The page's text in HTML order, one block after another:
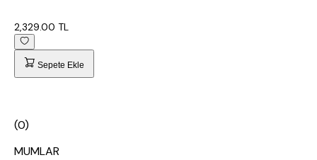
2,329.00 TL
Sepete Ekle
(0)
MUMLAR